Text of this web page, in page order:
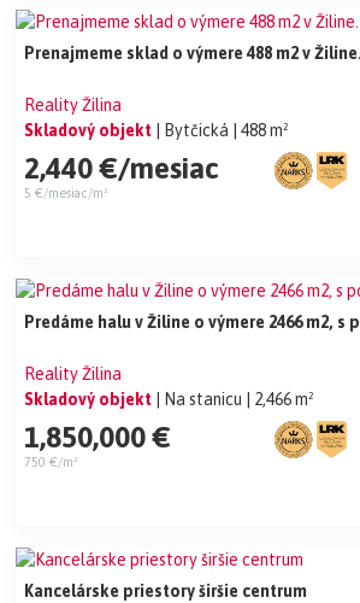
Prenajmeme sklad o výmere 488 m2 v Žiline.
Reality Žilina
Skladový objekt
| Bytčická | 488 m²
2,440 €/mesiac
5 €/mesiac/m²
Reality Žilina
Skladový objekt
| Na stanicu | 2,466 m²
1,850,000 €
750 €/m²
Kancelárske priestory širšie centrum